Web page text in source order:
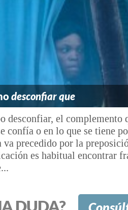
desconfiar que
desconfiar, el complemento
confía o en lo que se tiene
va precedido por la
es habitual encontrar
DUDA?